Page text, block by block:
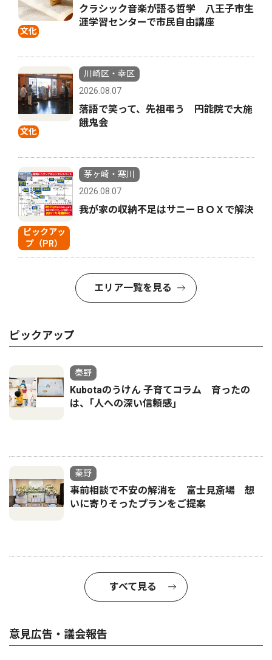
文化
クラシック音楽が語る哲学 八王子市生
涯学習センターで市民自由講座
文化
川崎区・幸区
2026.08.07
落語で笑って、先祖弔う 円能院で大施
餓鬼会
ピックアッ
プ（PR）
茅ヶ崎・寒川
2026.08.07
我が家の収納不足はサニーＢＯＸで解決
エリア一覧を見る
ピックアップ
秦野
Kubotaのうけん 子育てコラム 育ったの
は、｢人への深い信頼感｣
秦野
事前相談で不安の解消を 富士見斎場 想
いに寄りそったプランをご提案
すべて見る
意見広告・議会報告